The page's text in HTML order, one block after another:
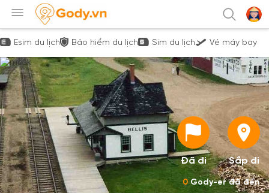
Esim du lịch Bảo hiểm du lịch Sim du lịch Vé máy bay
Đã đi Sắp đi
0Gody-er đã đến